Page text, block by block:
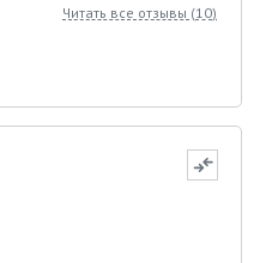
Читать все отзывы (10)